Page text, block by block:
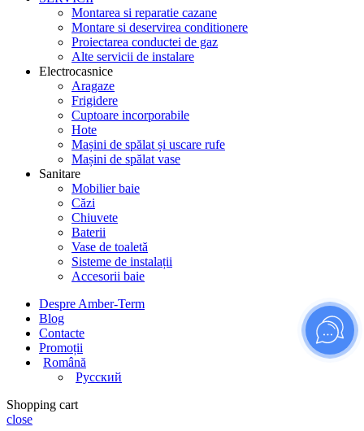
Montarea si reparatie cazane
Montare si deservirea conditionere
Proiectarea conductei de gaz
Alte servicii de instalare
Electrocasnice
Aragaze
Frigidere
Cuptoare incorporabile
Hote
Mașini de spălat și uscare rufe
Mașini de spălat vase
Sanitare
Mobilier baie
Căzi
Chiuvete
Baterii
Vase de toaletă
Sisteme de instalații
Accesorii baie
Despre Amber-Term
Blog
Contacte
Promoții
Română
Русский
Shopping cart
close